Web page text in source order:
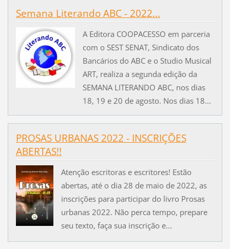
Semana Literando ABC - 2022...
A Editora COOPACESSO em parceria
com o SEST SENAT, Sindicato dos
Bancários do ABC e o Studio Musical
ART, realiza a segunda edição da
SEMANA LITERANDO ABC, nos dias
18, 19 e 20 de agosto. Nos dias 18...
PROSAS URBANAS 2022 - INSCRIÇÕES
ABERTAS!!
Atenção escritoras e escritores! Estão
abertas, até o dia 28 de maio de 2022, as
inscrições para participar do livro Prosas
urbanas 2022. Não perca tempo, prepare
seu texto, faça sua inscrição e...